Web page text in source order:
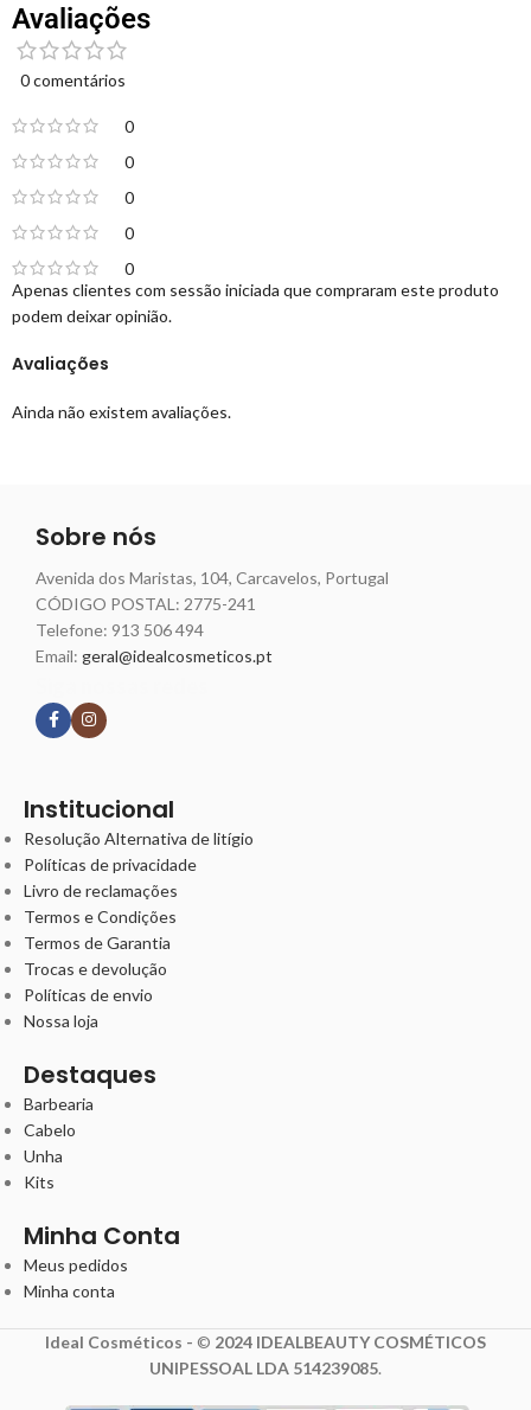
Avaliações
0 comentários
0
0
0
0
0
Avaliações
Ainda não existem avaliações.
Apenas clientes com sessão iniciada que compraram este produto
podem deixar opinião.
Sobre nós
Avenida dos Maristas, 104, Carcavelos, Portugal
CÓDIGO POSTAL: 2775-241
Telefone: 913 506 494
Email: geral@idealcosmeticos.pt
Institucional
Resolução Alternativa de litígio
Políticas de privacidade
Livro de reclamações
Termos e Condições
Termos de Garantia
Trocas e devolução
Políticas de envio
Nossa loja
Destaques
Barbearia
Cabelo
Unha
Kits
Minha Conta
Meus pedidos
Minha conta
Ideal Cosméticos - © 2024 IDEALBEAUTY COSMÉTICOS
UNIPESSOAL LDA 514239085.